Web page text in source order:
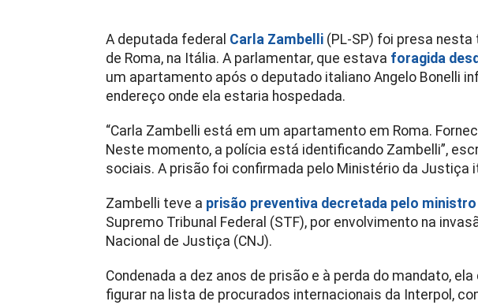
A deputada federal Carla Zambelli (PL-SP) foi presa
de Roma, na Itália. A parlamentar, que estava foragida
um apartamento após o deputado italiano Angelo Bonelli
endereço onde ela estaria hospedada.
“Carla Zambelli está em um apartamento em Roma.
Neste momento, a polícia está identificando Zambelli”,
sociais. A prisão foi confirmada pelo Ministério da Justiça
Zambelli teve a prisão preventiva decretada pelo
Supremo Tribunal Federal (STF), por envolvimento na
Nacional de Justiça (CNJ).
Condenada a dez anos de prisão e à perda do mandato,
figurar na lista de procurados internacionais da Interpol,